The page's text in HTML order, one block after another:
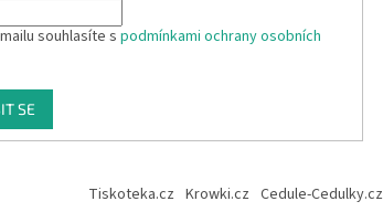
souhlasíte spodmínkami ochrany osobních
SE
Tiskoteka.cz Krowki.cz Cedule-Cedulky.cz